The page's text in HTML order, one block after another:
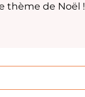
thème de Noël !